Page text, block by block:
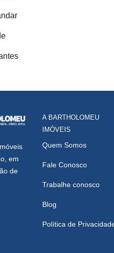
em
de
A BARTHOLOMEU
IMÓVEIS
Quem Somos
Fale Conosco
Trabalhe conosco
Blog
Política de